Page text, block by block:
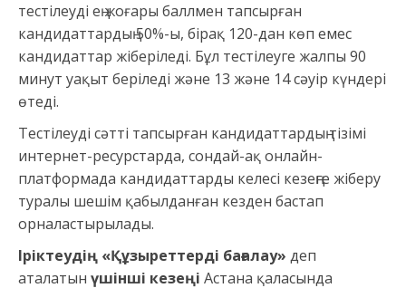
тестілеуді ең жоғары баллмен тапсырған
кандидаттардың 50%-ы, бірақ 120-дан көп емес
кандидаттар жіберіледі. Бұл тестілеуге жалпы 90
минут уақыт беріледі және 13 және 14 сәуір күндері
өтеді.
Тестілеуді сәтті тапсырған кандидаттардың тізімі
интернет-ресурстарда, сондай-ақ онлайн-
платформада кандидаттарды келесі кезеңге жіберу
туралы шешім қабылданған кезден бастап
орналастырылады.
Іріктеудің «Құзыреттерді бағалау» деп
аталатын үшінші кезеңі Астана қаласында